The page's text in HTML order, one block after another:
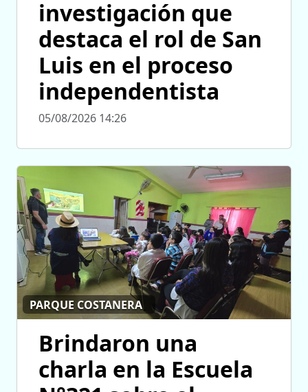
investigación que
destaca el rol de San
Luis en el proceso
independentista
05/08/2026 14:26
PARQUE COSTANERA
Brindaron una
charla en la Escuela